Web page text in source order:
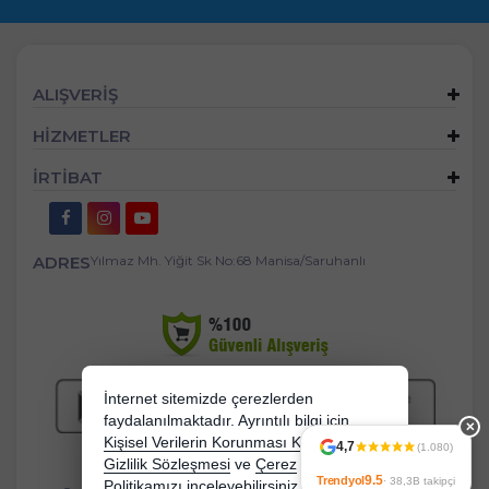
ALIŞVERİŞ
HİZMETLER
İRTİBAT
ADRESYılmaz Mh. Yiğit Sk No:68 Manisa/Saruhanlı
4,7 (1.080)
Trendyol9.5· 38,3B takipçi
✕
İnternet sitemizde çerezlerden
faydalanılmaktadır. Ayrıntılı bilgi için
Kişisel Verilerin Korunması Kanununu,
Gizlilik Sözleşmesi ve Çerez